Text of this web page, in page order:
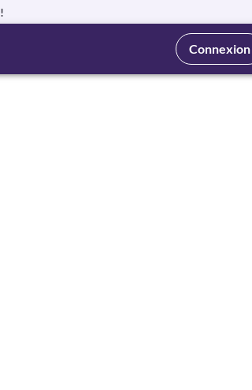
Connexion